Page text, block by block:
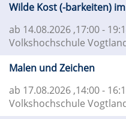
Wilde Kost (-barkeiten)
ab 14.08.2026 ,17:00 -
Volkshochschule
Malen und Zeichen
ab 17.08.2026 ,14:00 -
Volkshochschule